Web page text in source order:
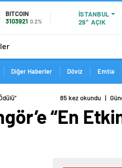
BITCOIN
3103921 0.2%
İSTANBUL
29° AÇIK
Diğer Haberler Döviz Emtia
85 kez okundu |
“En